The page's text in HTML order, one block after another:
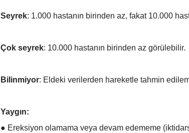
Seyrek: 1.000 hastanın birinden az, fakat 10.000
Çok seyrek: 10.000 hastanın birinden az görülebilir.
Bilinmiyor: Eldeki verilerden hareketle tahmin
Yaygın:
● Ereksiyon olamama veya devam edememe